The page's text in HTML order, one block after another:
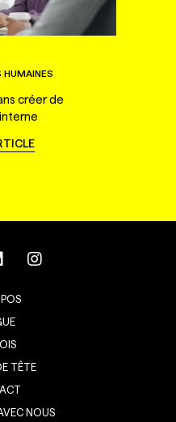
HUMAINES
créer de
TÊTE
NOUS